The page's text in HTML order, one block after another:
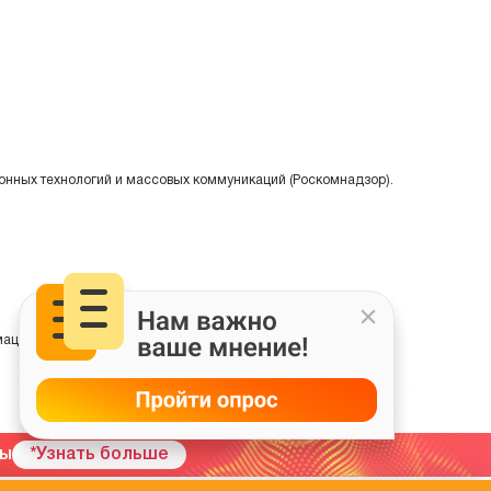
технологий и массовых коммуникаций (Роскомнадзор).
на основе сбора, систематизации и анализа сведений,
*Узнать больше